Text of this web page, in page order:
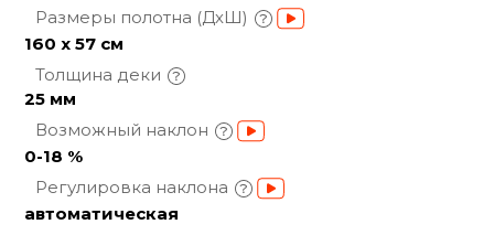
Размеры полотна (ДхШ)
160 х 57 см
Толщина деки
25 мм
Возможный наклон
0-18 %
Регулировка наклона
автоматическая